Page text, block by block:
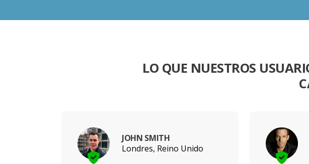
LO QUE NUESTROS
JOHN SMITH
Londres, Reino Unido